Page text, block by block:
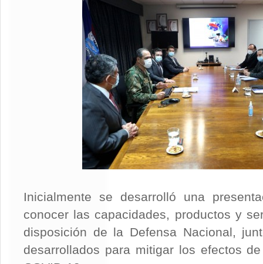
Inicialmente se desarrolló una
conocer las capacidades, productos y
disposición de la Defensa Nacional,
desarrollados para mitigar los efectos